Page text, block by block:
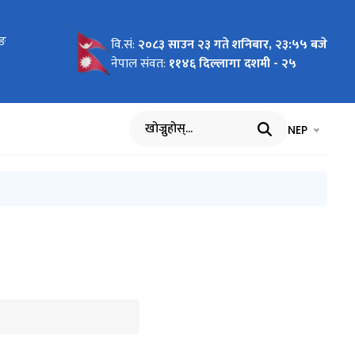
सेन्टर)
दिने
फारम
३)
दिने
वि.सं: २०८३ साउन २३ गते शनिबार, २३:५५ बजे
नेपाल संवत: ११४६ दिल्लागा दशमी - २५
खोज्नुहोस् भाषा चयन
NEP